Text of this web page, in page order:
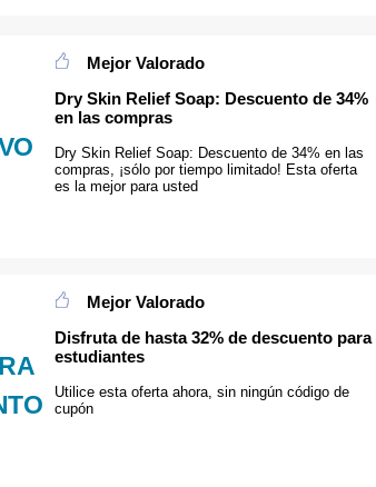
Mejor Valorado
Dry Skin Relief Soap: Descuento de 34%
en las compras
Dry Skin Relief Soap: Descuento de 34% en las
compras, ¡sólo por tiempo limitado! Esta oferta
es la mejor para usted
Mejor Valorado
Disfruta de hasta 32% de descuento para
estudiantes
Utilice esta oferta ahora, sin ningún código de
cupón